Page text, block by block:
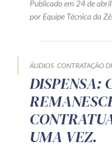
Publicado em 24 de
por Equipe Técnica da
ÁUDIOS CONTRATAÇÃO
DISPENSA:
UMA VEZ.